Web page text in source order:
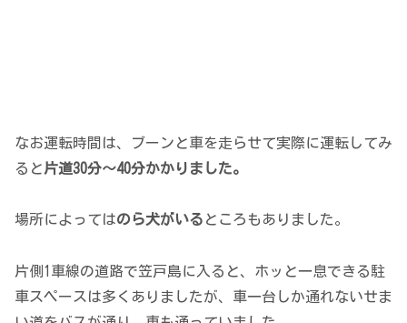
なお運転時間は、ブーンと車を走らせて実際に運転してみ
ると片道30分～40分かかりました。
場所によってはのら犬がいる ところもありました。
片側1車線の道路で笠戸島に入ると、ホッと一息できる駐
車スペースは多くありましたが、車一台しか通れないせま